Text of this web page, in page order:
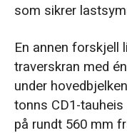
som sikrer
En annen forskjell
traverskran med
under
tonns CD1-
på rundt 560 mm